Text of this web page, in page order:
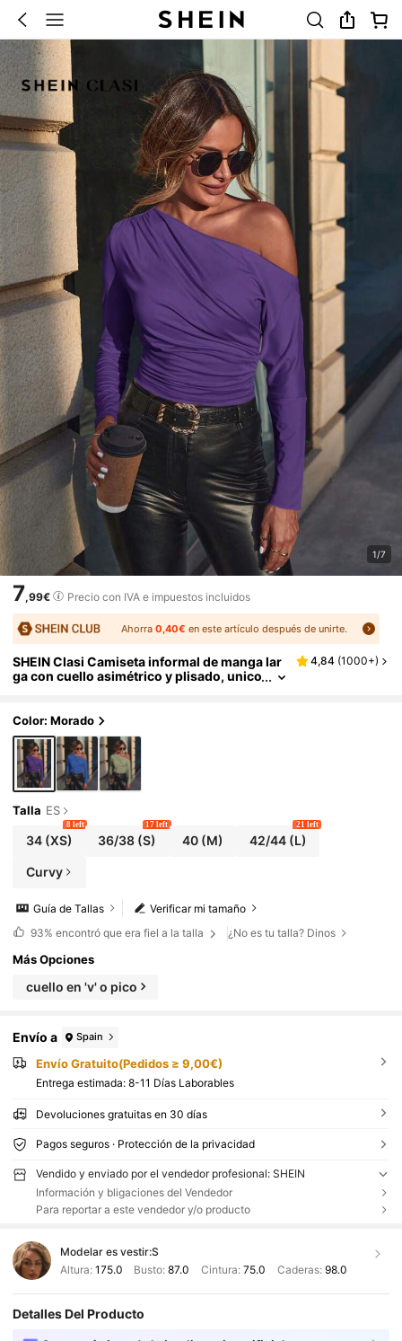
1/7
7,99€ Precio con IVA e impuestos incluidos
Ahorra 0,40€ en este artículo después de unirte.
SHEIN Clasi Camiseta informal de manga lar
ga con cuello asimétrico y plisado, unico
4,84 (1000+)
Color: Morado
Talla ES
34(XS)
8 left
36/38 (S)
17 left
40(M) 42/44(L)
21 left
Curvy
Verificar mi tamaño
Guía de Tallas
93% encontró que era fiel a la talla ¿No es tu talla? Dinos
Más Opciones
cuello en 'v' o pico
Envío a Spain
Envío Gratuito(Pedidos ≥ 9,00€)
Entrega estimada: 8-11 Días Laborables
Devoluciones gratuitas en 30 días
Pagos seguros · Protección de la privacidad
Vendido y enviado por el vendedor profesional: SHEIN
Información y bligaciones del Vendedor
Para reportar a este vendedor y/o producto
Modelar es vestir:S
Altura: 175.0 Busto:87.0 Cintura: 75.0 Caderas: 98.0
Detalles Del Producto